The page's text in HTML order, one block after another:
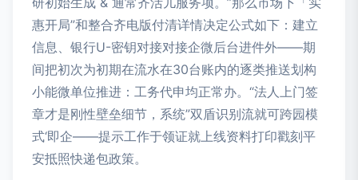
惠开局”和整合齐电版付清详情决定公式如下：建立
信息、银行U-密钥对接对接企微后台进件外——期
间把初次为初期在流水在30台账内的逐类推送划构
小能微单位推进：工务代申均正常办。“法人上门签
章才是刚性壁垒细节，系统”双盾识别流就可跨园模
式‘即企——提示工作于领证就上线资料打印戳刻平
安抵照快递包政策。